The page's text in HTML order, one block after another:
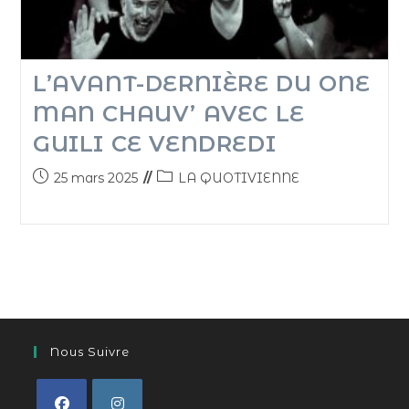
L’AVANT-DERNIÈRE DU ONE
MAN CHAUV’ AVEC LE
GUILI CE VENDREDI
25 mars 2025 LA QUOTIVIENNE
Nous Suivre